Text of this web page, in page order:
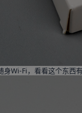
身Wi-Fi，看看这个东西